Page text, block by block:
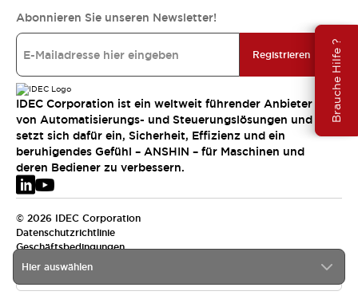
Brauche Hilfe ?
Hier auswählen
Abonnieren Sie unseren Newsletter!
Registrieren
IDEC Corporation ist ein weltweit führender Anbieter
von Automatisierungs- und Steuerungslösungen und
setzt sich dafür ein, Sicherheit, Effizienz und ein
beruhigendes Gefühl – ANSHIN – für Maschinen und
deren Bediener zu verbessern.
© 2026 IDEC Corporation
Datenschutzrichtlinie
Geschäftsbedingungen
EMEA